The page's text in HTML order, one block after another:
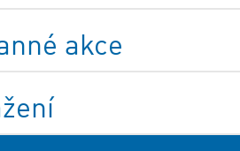
akce